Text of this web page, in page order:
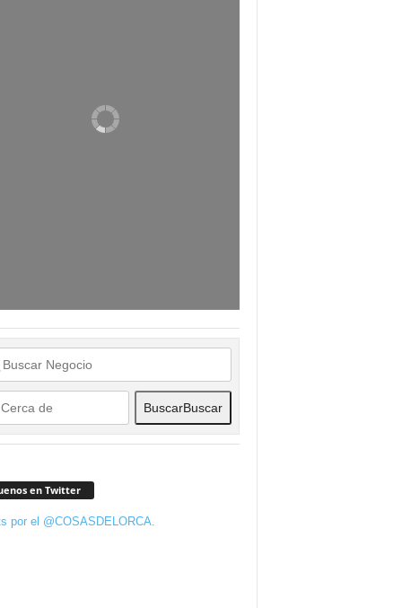
BuscarBuscar
en Twitter
por el @COSASDELORCA.